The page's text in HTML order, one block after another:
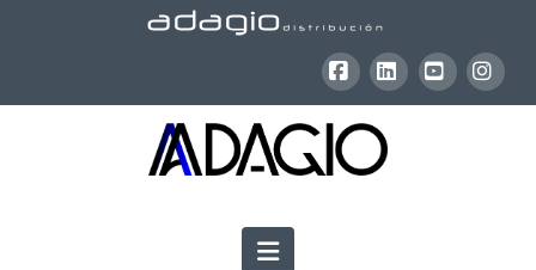
Facebook
LinkedInYouTube
Navigation